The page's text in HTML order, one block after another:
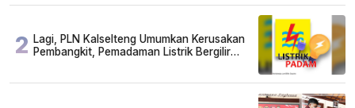
2 Lagi, PLN Kalselteng Umumkan Kerusakan
Pembangkit, Pemadaman Listrik Bergilir